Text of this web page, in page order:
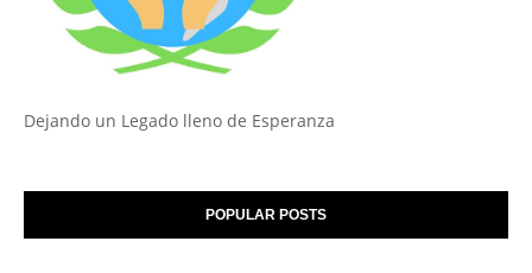
Dejando un Legado lleno de Esperanza
POPULAR POSTS